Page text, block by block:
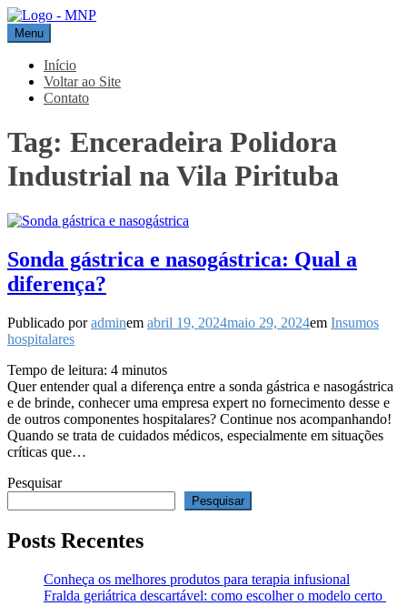
Pular
para
o
conteúdo
MNP
Blog
Menu
Início
Voltar ao Site
Contato
Tag: Enceradeira Polidora
Industrial na Vila Pirituba
Sonda gástrica e nasogástrica: Qual a
diferença?
Publicado poradminem abril 19, 2024maio 29, 2024em Insumos
hospitalares
Tempo de leitura: 4 minutos
Quer entender qual a diferença entre a sonda gástrica e nasogástrica
e de brinde, conhecer uma empresa expert no fornecimento desse e
de outros componentes hospitalares? Continue nos acompanhando!
Quando se trata de cuidados médicos, especialmente em situações
críticas que…
Pesquisar
Pesquisar
Posts Recentes
Conheça os melhores produtos para terapia infusional
Fralda geriátrica descartável: como escolher o modelo certo